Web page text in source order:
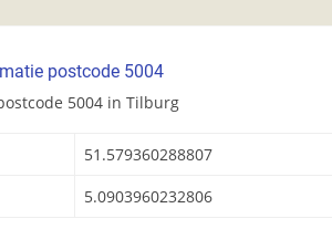
postcode 5004
5004 in Tilburg
51.579360288807
5.0903960232806